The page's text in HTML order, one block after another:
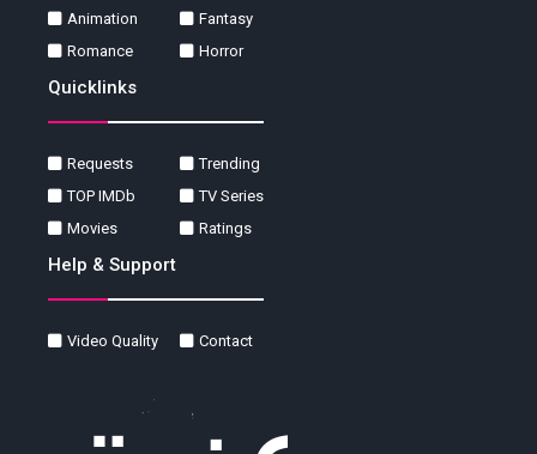
Animation
Fantasy
Romance
Horror
Quicklinks
Requests
Trending
TOP IMDb
TV Series
Movies
Ratings
Help & Support
Video Quality Contact